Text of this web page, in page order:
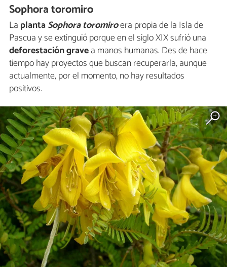
Sophora toromiro
La plantaSophora toromiroera propia de la Isla de
Pascua y se extinguió porque en el siglo XIX sufrió una
deforestación gravea manos humanas. Des de hace
tiempo hay proyectos que buscan recuperarla, aunque
actualmente, por el momento, no hay resultados
positivos.